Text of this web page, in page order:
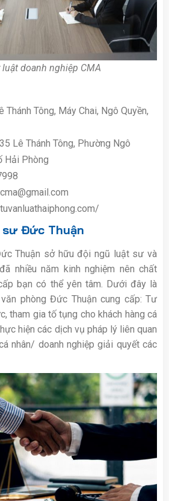
luật doanh nghiệp CMA
Tông, Máy Chai, Ngô Quyền,
Lê Thánh Tông, Phường Ngô
Hải Phòng
Đức Thuận
Thuận sở hữu đội ngũ luật sư và
nhiều năm kinh nghiệm nên chất
bạn có thể yên tâm. Dưới đây là
phòng Đức Thuận cung cấp: Tư
tham gia tố tụng cho khách hàng cá
hiện các dịch vụ pháp lý liên quan
nhân/ doanh nghiệp giải quyết các